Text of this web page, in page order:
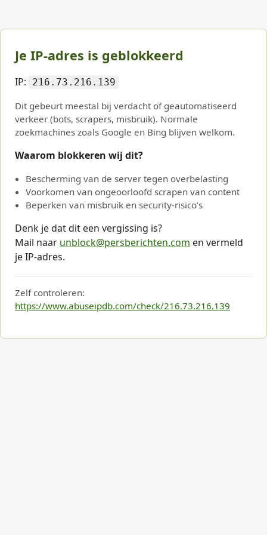
Je IP-adres is geblokkeerd
IP: 216.73.216.139
Dit gebeurt meestal bij verdacht of geautomatiseerd
verkeer (bots, scrapers, misbruik). Normale
zoekmachines zoals Google en Bing blijven welkom.
Waarom blokkeren wij dit?
Bescherming van de server tegen overbelasting
Voorkomen van ongeoorloofd scrapen van content
Beperken van misbruik en security-risico’s
Denk je dat dit een vergissing is?
Mail naar unblock@persberichten.com en vermeld
je IP-adres.
Zelf controleren:
https://www.abuseipdb.com/check/216.73.216.139